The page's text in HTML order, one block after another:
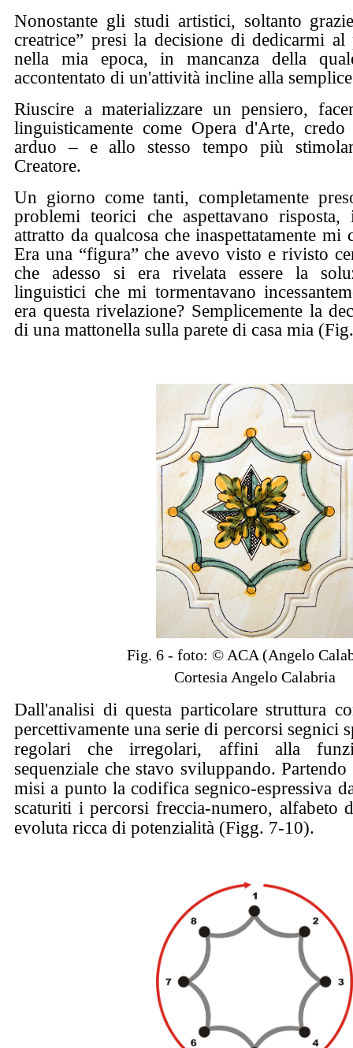
Nonostante gli studi artistici, soltanto
creatrice” presi la decisione di dedicarmi al
nella mia epoca, in mancanza della
accontentato di un'attività incline alla
Riuscire a materializzare un pensiero,
linguisticamente come Opera d'Arte,
arduo – e allo stesso tempo più
Creatore.
Un giorno come tanti, completamente
problemi teorici che aspettavano
attratto da qualcosa che inaspettatamente mi
Era una “figura” che avevo visto e rivisto
che adesso si era rivelata essere la
linguistici che mi tormentavano
era questa rivelazione? Semplicemente la
di una mattonella sulla parete di casa mia
Fig. 6 - foto: © ACA (Angelo
Cortesia Angelo Calabria
Dall'analisi di questa particolare struttura
percettivamente una serie di percorsi segnici
regolari che irregolari, affini alla
sequenziale che stavo sviluppando.
misi a punto la codifica segnico-espressiva
scaturiti i percorsi freccia-numero, alfabeto
evoluta ricca di potenzialità (Figg. 7-10).